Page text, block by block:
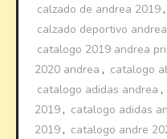
calzado de andrea 2019 ,
calzado deportivo andrea
catalogo 2019 andrea
2020 andrea , catalogo
catalogo adidas andrea ,
2019 , catalogo adidas
2019 , catalogo andre